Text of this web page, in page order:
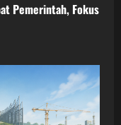
Pemerintah, Fokus